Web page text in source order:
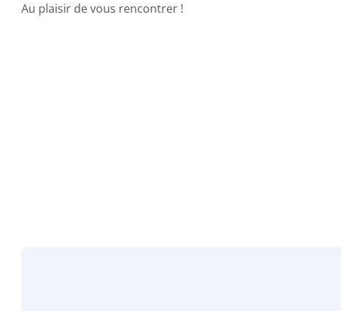
Au plaisir de vous rencontrer !